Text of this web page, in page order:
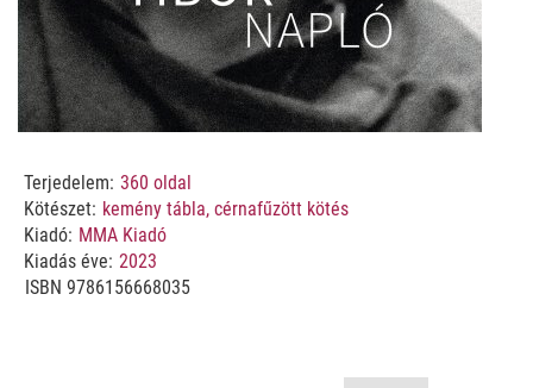
Terjedelem: 360 oldal
Kötészet: kemény tábla, cérnafűzött kötés
Kiadó: MMA Kiadó
Kiadás éve: 2023
ISBN 9786156668035